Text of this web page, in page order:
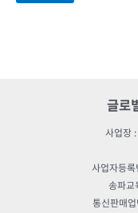
글로
사업장
사업자등
송파교
통신판매